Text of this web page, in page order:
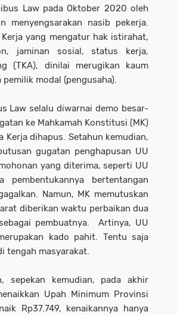
Law pada Oktober 2020 oleh
menyengsarakan nasib pekerja.
yang mengatur hak istirahat,
jaminan sosial, status kerja,
(TKA), dinilai merugikan kaum
modal (pengusaha).
Law selalu diwarnai demo besar-
ke Mahkamah Konstitusi (MK)
Kerja dihapus. Setahun kemudian,
gugatan penghapusan UU
yang diterima, seperti UU
bertentangan
Namun, MK memutuskan
diberikan waktu perbaikan dua
pembuatnya. Artinya, UU
kado pahit. Tentu saja
tengah masyarakat.
sepekan kemudian, pada akhir
Upah Minimum Provinsi
Rp37.749, kenaikannya hanya